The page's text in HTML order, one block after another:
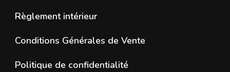
Règlement intérieur
Conditions Générales de Vente
Politique de confidentialité